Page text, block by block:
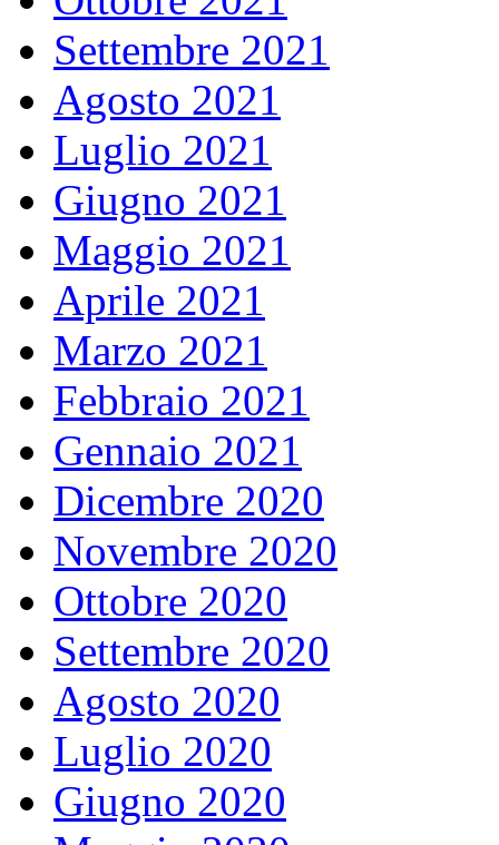
Settembre 2021
Agosto 2021
Luglio 2021
Giugno 2021
Maggio 2021
Aprile 2021
Marzo 2021
Febbraio 2021
Gennaio 2021
Dicembre 2020
Novembre 2020
Ottobre 2020
Settembre 2020
Agosto 2020
Luglio 2020
Giugno 2020